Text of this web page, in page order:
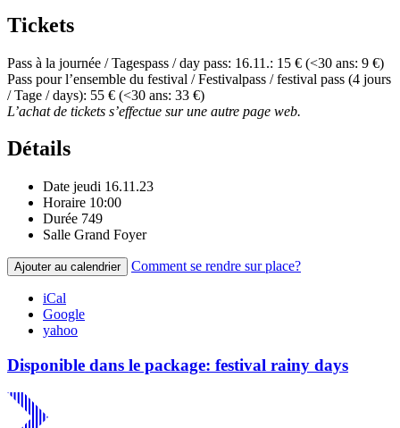
Tickets
Pass à la journée / Tagespass / day pass: 16.11.: 15 € (<30 ans: 9 €)
Pass pour l’ensemble du festival / Festivalpass / festival pass (4 jours
/ Tage / days): 55 € (<30 ans: 33 €)
L’achat de tickets s’effectue sur une autre page web.
Détails
Date jeudi 16.11.23
Horaire 10:00
Durée 749
Salle Grand Foyer
Ajouter au calendrier Comment se rendre sur place?
iCal
Google
yahoo
Disponible dans le package: festival rainy days